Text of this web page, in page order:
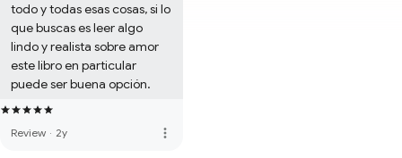
todo y todas esas cosas, si lo
que buscas es leer algo
lindo y realista sobre amor
este libro en particular
puede ser buena opción.
Review · 2y more_vert